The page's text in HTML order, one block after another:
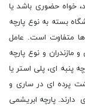
خواه حضوری باشد یا
بسته به نوع پارچه
متفاوت است. عامل
و نوع پارچه
پنبه ای، پلی استر یا
پرده ای در ساری و
دارند. پارچه ابریشمی